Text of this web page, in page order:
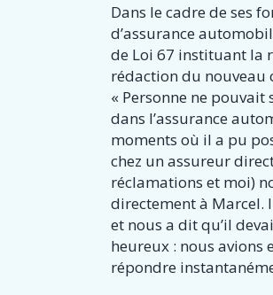
Dans le cadre de ses
d’assurance
de Loi 67 instituant la
rédaction du nouveau
« Personne ne
dans l’assurance
moments où il a pu
chez un assureur
réclamations et moi)
directement à Marcel.
et nous a dit qu’il
heureux : nous avions
répondre